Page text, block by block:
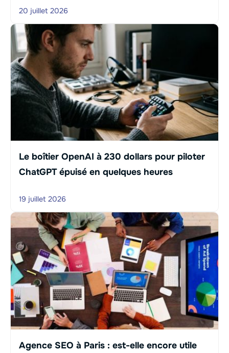
20 juillet 2026
Le boîtier OpenAI à 230 dollars pour piloter
ChatGPT épuisé en quelques heures
19 juillet 2026
Agence SEO à Paris : est-elle encore utile